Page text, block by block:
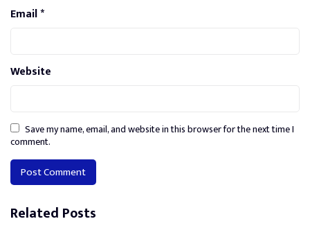
Email*
Website
Save my name, email, and website in this browser for the next time I
comment.
Alternative:
Related Posts